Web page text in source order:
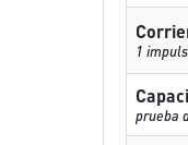
1
prueba